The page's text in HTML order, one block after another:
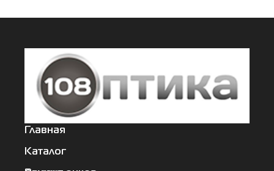
Главная
Каталог